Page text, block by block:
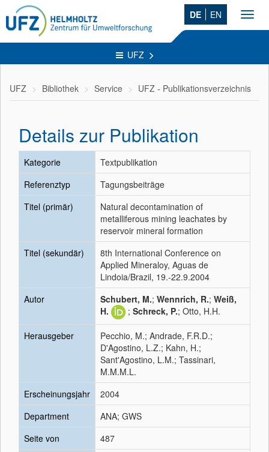
DE EN
UFZ
UFZ Bibliothek Service UFZ - Publikationsverzeichnis
Details zur Publikation
Kategorie
Textpublikation
Referenztyp
Tagungsbeiträge
Titel (primär)
Natural decontamination of
metalliferous mining leachates by
reservoir mineral formation
Titel (sekundär)
8th International Conference on
Applied Mineraloy, Aguas de
Lindoia/Brazil, 19.-22.9.2004
Autor
Schubert, M.; Wennrich, R.; Weiß,
H.
; Schreck, P.; Otto, H.H.
Herausgeber
Pecchio, M.; Andrade, F.R.D.;
D'Agostino, L.Z.; Kahn, H.;
Sant'Agostino, L.M.; Tassinari,
M.M.M.L.
Erscheinungsjahr
2004
Department
ANA; GWS
Seite von
487